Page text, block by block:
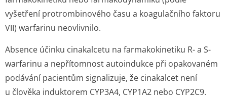
vyšetření protrombinového času a koagulačního faktoru
VII) warfarinu neovlivnilo.
Absence účinku cinakalcetu na farmakokinetiku R- a S-
warfarinu a nepřítomnost autoindukce při opakovaném
podávání pacientům signalizuje, že cinakalcet není
u člověka induktorem CYP3A4, CYP1A2 nebo CYP2C9.